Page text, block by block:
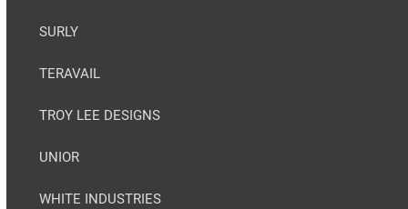
SURLY
TERAVAIL
TROY LEE DESIGNS
UNIOR
WHITE INDUSTRIES